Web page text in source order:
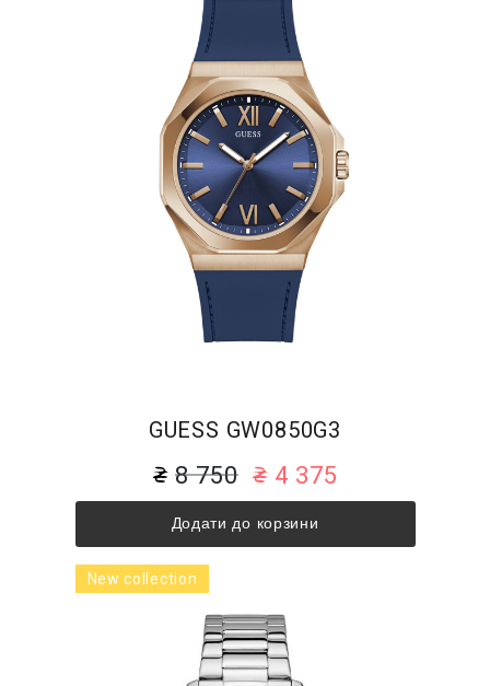
GUESS GW0850G3
8 750 4 375
Додати до корзини
New collection